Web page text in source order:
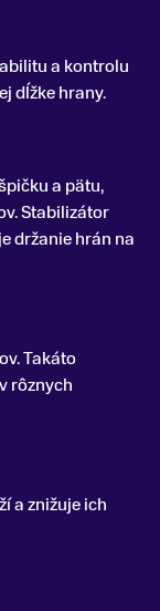
a kontrolu
dĺžke hrany.
a pätu,
Stabilizátor
držanie hrán na
Takáto
rôznych
a znižuje ich